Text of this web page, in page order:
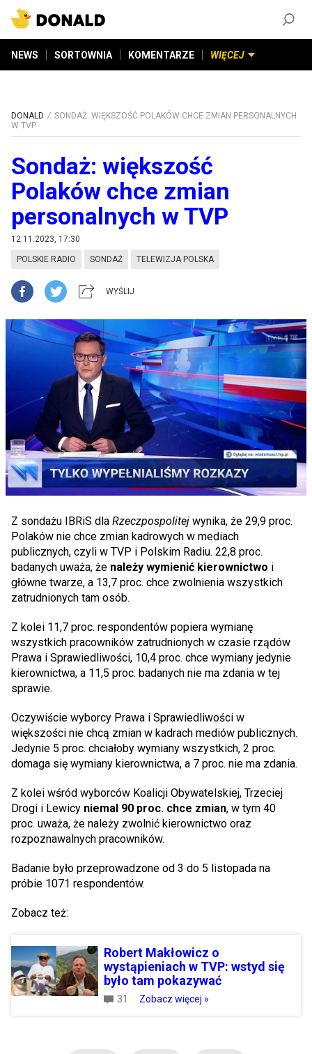
NEWS SORTOWNIA KOMENTARZE WIĘCEJ
DONALD
SONDAŻ: WIĘKSZOŚĆ POLAKÓW CHCE ZMIAN PERSONALNYCH
W TVP
Sondaż: większość
Polaków chce zmian
personalnych w TVP
12.11.2023, 17:30
POLSKIE RADIO SONDAŻ TELEWIZJA POLSKA
WYŚLIJ
Z sondażu IBRiS dla Rzeczpospolitej wynika, że 29,9 proc.
Polaków nie chce zmian kadrowych w mediach
publicznych, czyli w TVP i Polskim Radiu. 22,8 proc.
badanych uważa, że należy wymienić kierownictwo i
główne twarze, a 13,7 proc. chce zwolnienia wszystkich
zatrudnionych tam osób.
Z kolei 11,7 proc. respondentów popiera wymianę
wszystkich pracowników zatrudnionych w czasie rządów
Prawa i Sprawiedliwości, 10,4 proc. chce wymiany jedynie
kierownictwa, a 11,5 proc. badanych nie ma zdania w tej
sprawie.
Oczywiście wyborcy Prawa i Sprawiedliwości w
większości nie chcą zmian w kadrach mediów publicznych.
Jedynie 5 proc. chciałoby wymiany wszystkich, 2 proc.
domaga się wymiany kierownictwa, a 7 proc. nie ma zdania.
Z kolei wśród wyborców Koalicji Obywatelskiej, Trzeciej
Drogi i Lewicy niemal 90 proc. chce zmian, w tym 40
proc. uważa, że należy zwolnić kierownictwo oraz
rozpoznawalnych pracowników.
Badanie było przeprowadzone od 3 do 5 listopada na
próbie 1071 respondentów.
Zobacz też:
Robert Makłowicz o
wystąpieniach w TVP: wstyd się
było tam pokazywać
31 Zobacz więcej »